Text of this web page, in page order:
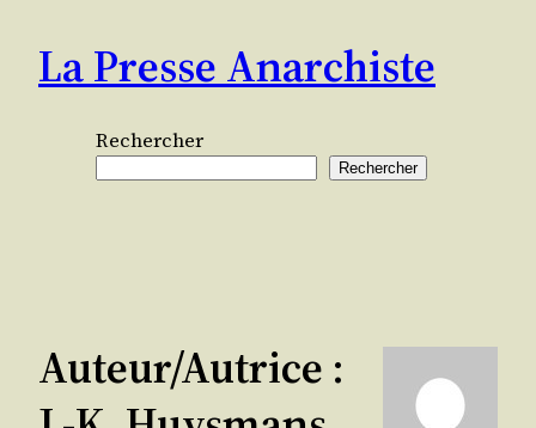
contenu
La Presse Anarchiste
Rechercher
Rechercher
Auteur/autrice :